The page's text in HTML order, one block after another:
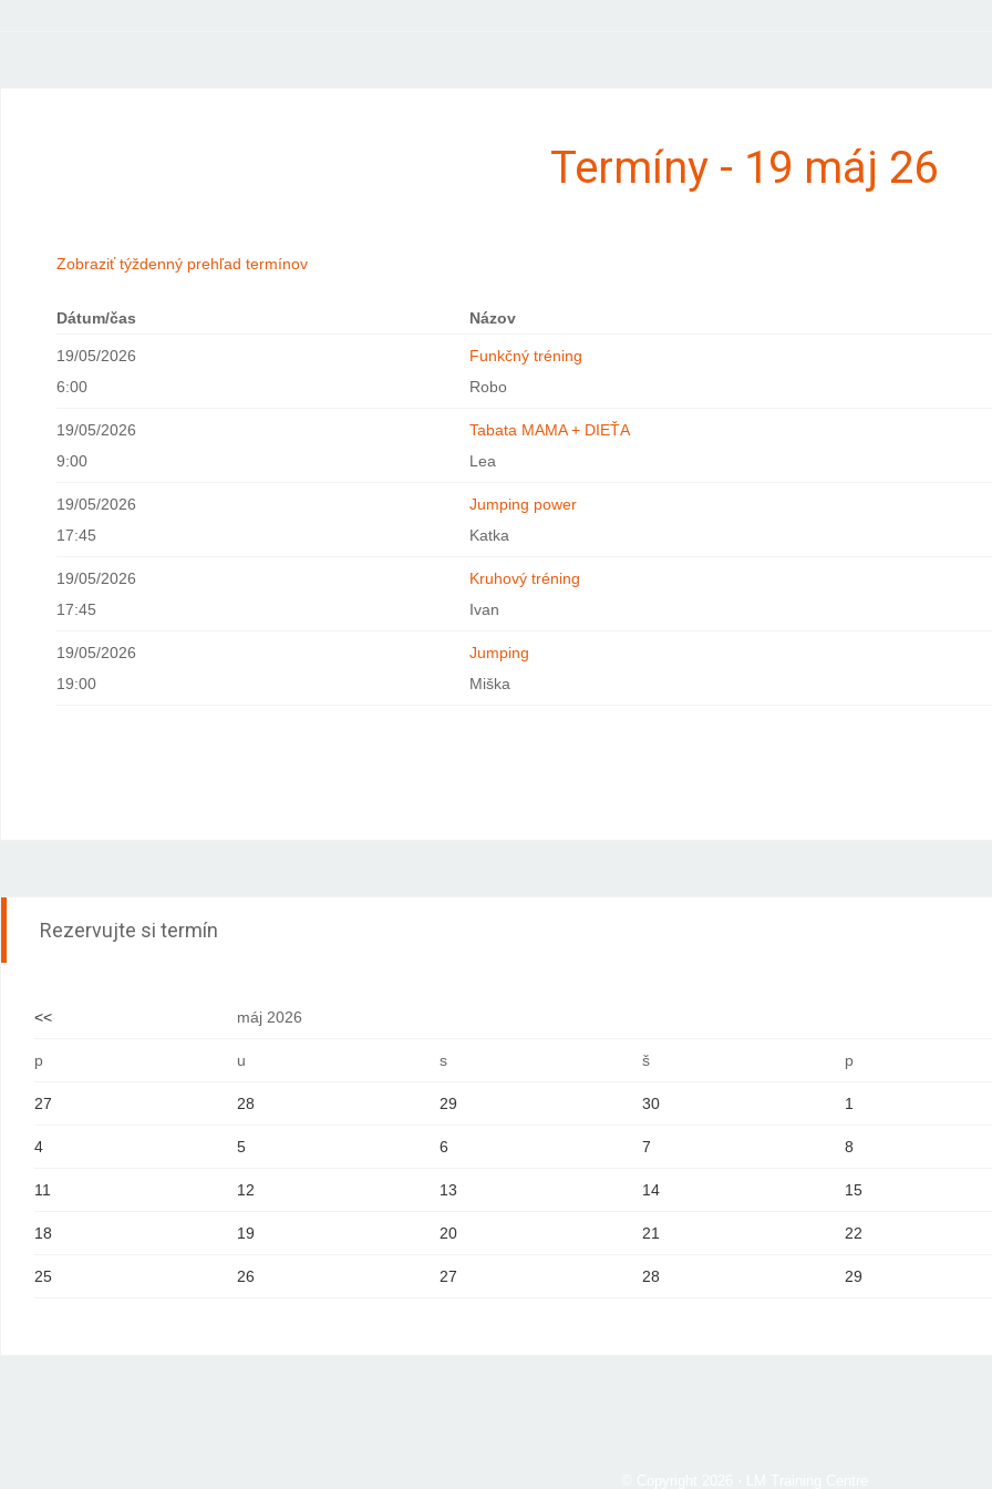
Termíny - 19 máj 26
Zobraziť týždenný prehľad termínov
Dátum/čas Názov
19/05/2026
6:00
Funkčný tréning
Robo
19/05/2026
9:00
Tabata MAMA + DIEŤA
Lea
19/05/2026
17:45
Jumping power
Katka
19/05/2026
17:45
Kruhový tréning
Ivan
19/05/2026
19:00
Jumping
Miška
Rezervujte si termín
<< máj 2026
p u s š p
27 28 29 30 1
4 5 6 7 8
11 12 13 14 15
18 19 20 21 22
25 26 27 28 29